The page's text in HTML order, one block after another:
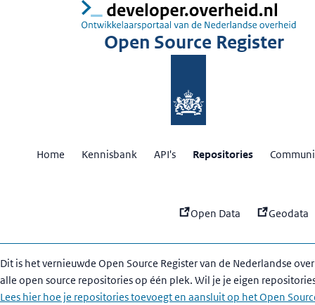
Open Source Register:
Home Kennisbank API's Repositories
Open Data Geodata
Dit is het vernieuwde Open Source Register van de Nederlandse
alle open source repositories op één plek. Wil je je eigen
Lees hier hoe je repositories toevoegt en aansluit op het Open